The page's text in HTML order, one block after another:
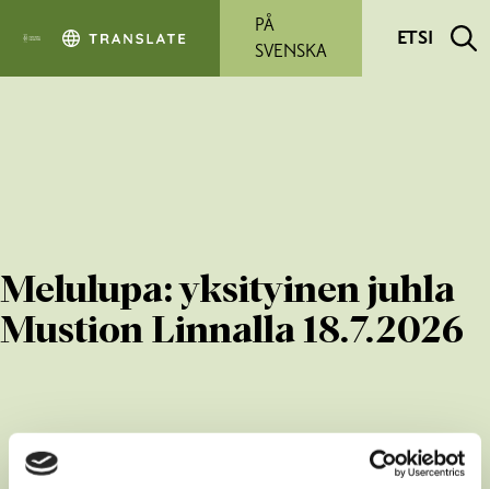
PÅ
SVENSKA
ETSI
Melulupa: yksityinen juhla
Mustion Linnalla 18.7.2026